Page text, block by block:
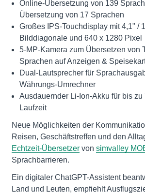
Online-Übersetzung von 139
Übersetzung von 17 Sprachen
Großes IPS-Touchdisplay mit 4,1" /
Bilddiagonale und 640 x 1280 Pixel
5-MP-Kamera zum Übersetzen von
Sprachen auf Anzeigen &
Dual-Lautsprecher für
Währungs-Umrechner
Ausdauernder Li-Ion-Akku für bis zu
Laufzeit
Neue Möglichkeiten der
Reisen, Geschäftstreffen und den
Echtzeit-Übersetzer von simvalley
Sprachbarrieren.
Ein digitaler ChatGPT-Assistent
Land und Leuten, empfiehlt